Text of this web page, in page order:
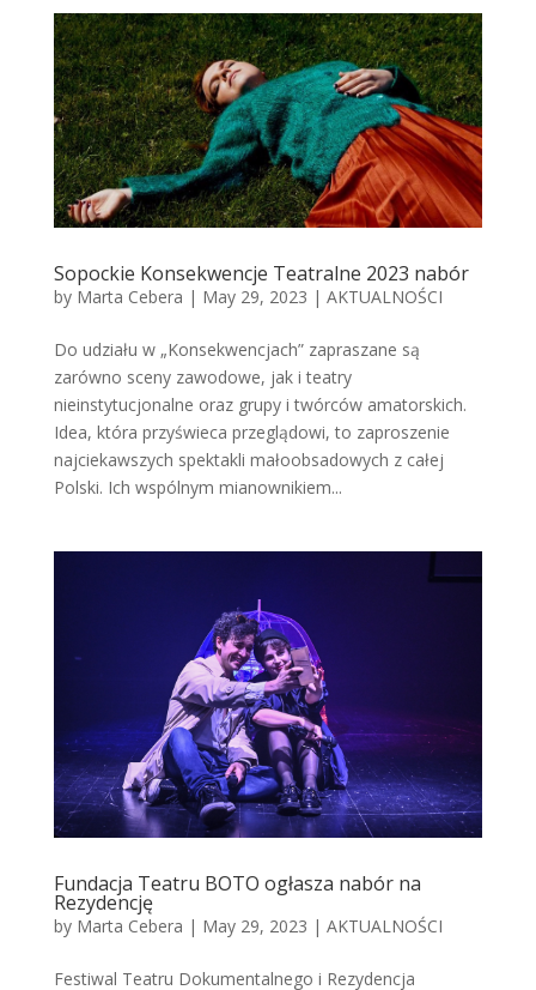
Sopockie Konsekwencje Teatralne 2023 nabór
by Marta Cebera | May 29, 2023 | AKTUALNOŚCI
Do udziału w „Konsekwencjach” zapraszane są
zarówno sceny zawodowe, jak i teatry
nieinstytucjonalne oraz grupy i twórców amatorskich.
Idea, która przyświeca przeglądowi, to zaproszenie
najciekawszych spektakli małoobsadowych z całej
Polski. Ich wspólnym mianownikiem...
Fundacja Teatru BOTO ogłasza nabór na
Rezydencję
by Marta Cebera | May 29, 2023 | AKTUALNOŚCI
Festiwal Teatru Dokumentalnego i Rezydencja